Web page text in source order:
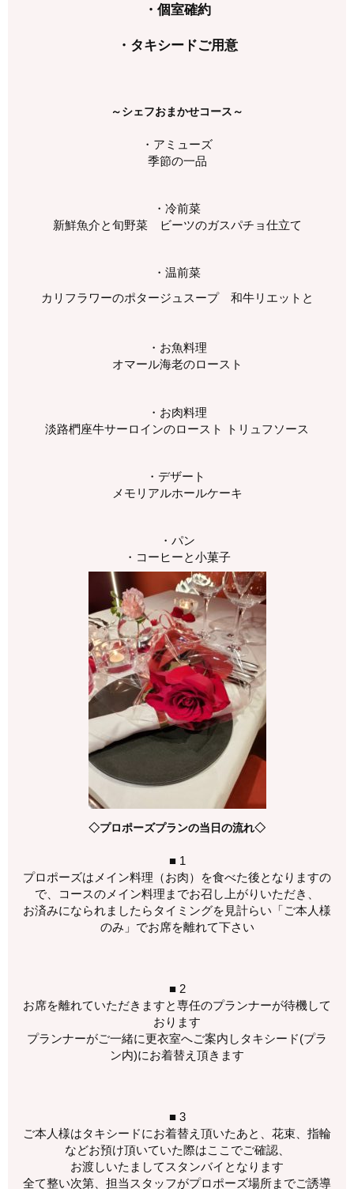
・個室確約
・タキシードご用意
～シェフおまかせコース～
・アミューズ
季節の一品
・冷前菜
新鮮魚介と旬野菜 ビーツのガスパチョ仕立て
・温前菜
カリフラワーのポタージュスープ 和牛リエットと
・お魚料理
オマール海老のロースト
・お肉料理
淡路椚座牛サーロインのロースト トリュフソース
・デザート
メモリアルホールケーキ
・パン
・コーヒーと小菓子
◇プロポーズプランの当日の流れ◇
■ 1
プロポーズはメイン料理（お肉）を食べた後となりますの
で、コースのメイン料理までお召し上がりいただき、
お済みになられましたらタイミングを見計らい「ご本人様
のみ」でお席を離れて下さい
■ 2
お席を離れていただきますと専任のプランナーが待機して
おります
プランナーがご一緒に更衣室へご案内しタキシード(プラ
ン内)にお着替え頂きます
■ 3
ご本人様はタキシードにお着替え頂いたあと、花束、指輪
などお預け頂いていた際はここでご確認、
お渡しいたましてスタンバイとなります
全て整い次第、担当スタッフがプロポーズ場所までご誘導